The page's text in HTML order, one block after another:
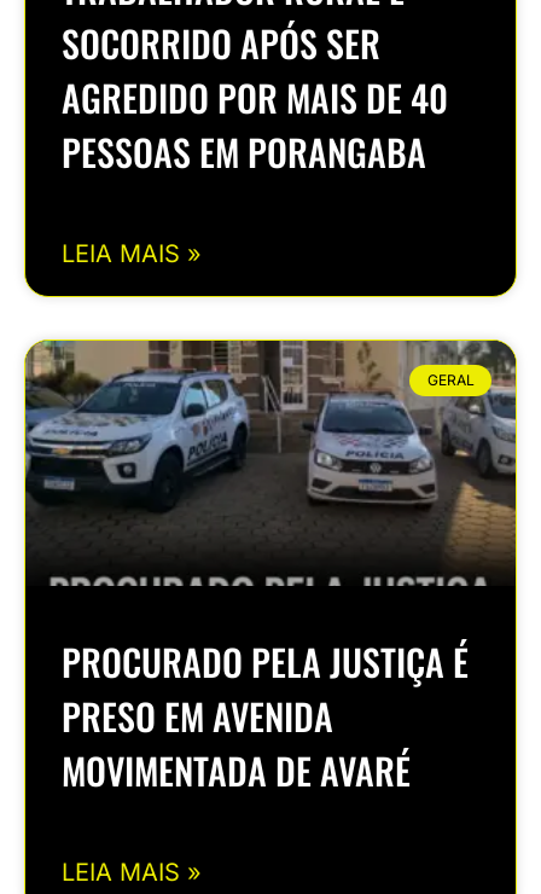
SOCORRIDO APÓS SER
AGREDIDO POR MAIS DE 40
PESSOAS EM PORANGABA
LEIA MAIS »
GERAL
PROCURADO PELA JUSTIÇA É
PRESO EM AVENIDA
MOVIMENTADA DE AVARÉ
LEIA MAIS »